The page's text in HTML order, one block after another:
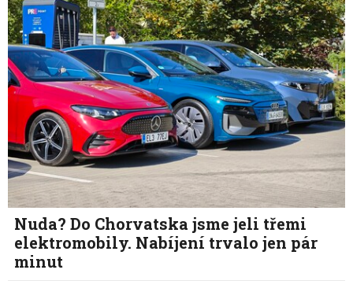
Nuda? Do Chorvatska jsme jeli třemi
elektromobily. Nabíjení trvalo jen pár
minut